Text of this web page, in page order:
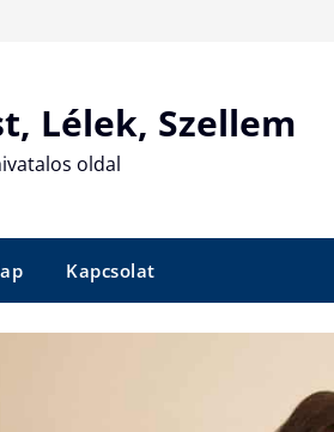
Lélek, Szellem
oldal
Kapcsolat